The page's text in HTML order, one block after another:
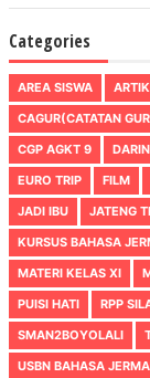
Categories
AREA SISWA
CAGUR(CATATAN
CGP AGKT 9
EURO TRIP
FILM
JADI IBU
JATENG
KURSUS BAHASA
MATERI KELAS XI
PUISI HATI
RPP
SMAN2BOYOLALI
USBN BAHASA